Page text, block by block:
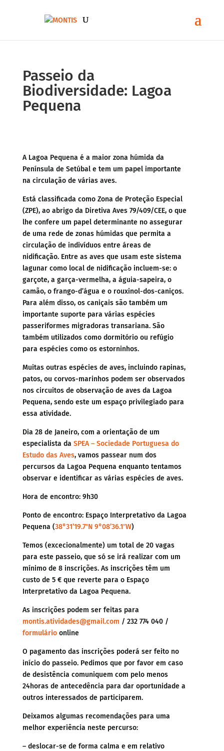
Passeio da
Biodiversidade: Lagoa
Pequena
A Lagoa Pequena é a maior zona húmida da
Península de Setúbal e tem um papel importante
na circulação de várias aves.
Está classificada como Zona de Proteção Especial
(ZPE), ao abrigo da Diretiva Aves 79/409/CEE, o que
lhe confere um papel determinante no assegurar
de uma rede de zonas húmidas que permita a
circulação de indivíduos entre áreas de
nidificação. Entre as aves que usam este sistema
lagunar como local de nidificação incluem-se: o
garçote, a garça-vermelha, a águia-sapeira, o
camão, o frango-d’água e o rouxinol-dos-caniços.
Para além disso, os caniçais são também um
importante suporte para várias espécies
passeriformes migradoras transariana. São
também utilizados como dormitório ou refúgio
para espécies como os estorninhos.
Muitas outras espécies de aves, incluindo rapinas,
patos, ou corvos-marinhos podem ser observados
nos circuitos de observação de aves da Lagoa
Pequena, sendo este um espaço privilegiado para
essa atividade.
Dia 28 de Janeiro, com a orientação de um
especialista da SPEA – Sociedade Portuguesa do
Estudo das Aves, vamos passear num dos
percursos da Lagoa Pequena enquanto tentamos
observar e identificar as várias espécies de aves.
Hora de encontro: 9h30
Ponto de encontro: Espaço Interpretativo da Lagoa
Pequena (38°31’19.7″N 9°08’36.1″W)
Temos (excecionalmente) um total de 20 vagas
para este passeio, que só se irá realizar com um
mínimo de 8 inscrições. As inscrições têm um
custo de 5 € que reverte para o Espaço
Interpretativo da Lagoa Pequena.
As inscrições podem ser feitas para
montis.atividades@gmail.com / 232 774 040 /
formulário online
O pagamento das inscrições poderá ser feito no
início do passeio. Pedimos que por favor em caso
de desistência comuniquem com pelo menos
24horas de antecedência para dar oportunidade a
outros interessados de participarem.
Deixamos algumas recomendações para uma
melhor experiência neste percurso:
– deslocar-se de forma calma e em relativo